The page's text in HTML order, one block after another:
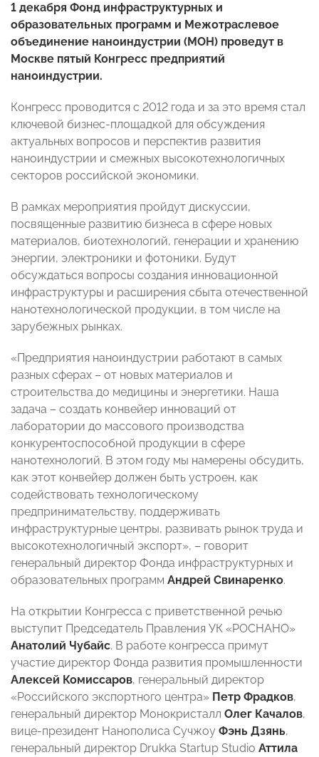
1 декабря Фонд инфраструктурных и
образовательных программ и Межотраслевое
объединение наноиндустрии (МОН) проведут в
Москве пятый Конгресс предприятий
наноиндустрии.
Конгресс проводится с 2012 года и за это время стал
ключевой бизнес-площадкой для обсуждения
актуальных вопросов и перспектив развития
наноиндустрии и смежных высокотехнологичных
секторов российской экономики.
В рамках мероприятия пройдут дискуссии,
посвященные развитию бизнеса в сфере новых
материалов, биотехнологий, генерации и хранению
энергии, электроники и фотоники. Будут
обсуждаться вопросы создания инновационной
инфраструктуры и расширения сбыта отечественной
нанотехнологической продукции, в том числе на
зарубежных рынках.
«Предприятия наноиндустрии работают в самых
разных сферах – от новых материалов и
строительства до медицины и энергетики. Наша
задача – создать конвейер инноваций от
лаборатории до массового производства
конкурентоспособной продукции в сфере
нанотехнологий. В этом году мы намерены обсудить,
как этот конвейер должен быть устроен, как
содействовать технологическому
предпринимательству, поддерживать
инфраструктурные центры, развивать рынок труда и
высокотехнологичный экспорт», – говорит
генеральный директор Фонда инфраструктурных и
образовательных программ Андрей Свинаренко.
На открытии Конгресса с приветственной речью
выступит Председатель Правления УК «РОСНАНО»
Анатолий Чубайс. В работе конгресса примут
участие директор Фонда развития промышленности
Алексей Комиссаров, генеральный директор
«Российского экспортного центра» Петр Фрадков,
генеральный директор Монокристалл Олег Качалов,
вице-президент Нанополиса Сучжоу Фэнь Дзянь,
генеральный директор Drukka Startup Studio Аттила